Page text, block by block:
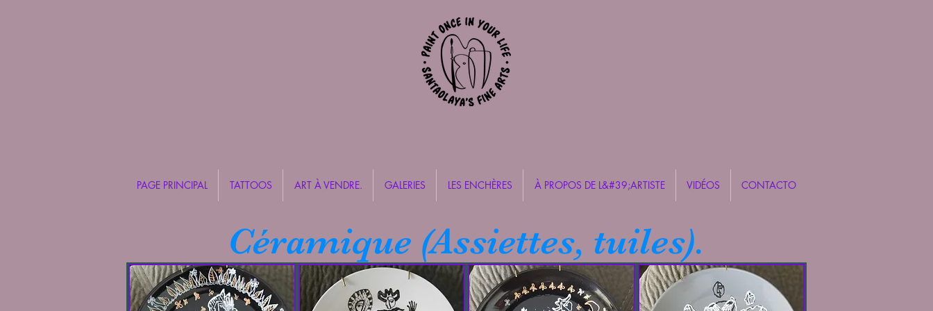
PAGE PRINCIPAL TATTOOS ART À VENDRE. GALERIES LES ENCHÈRES À PROPOS DE L&#39;ARTISTE VIDÉOS CONTACTO
Céramique (Assiettes, tuiles).